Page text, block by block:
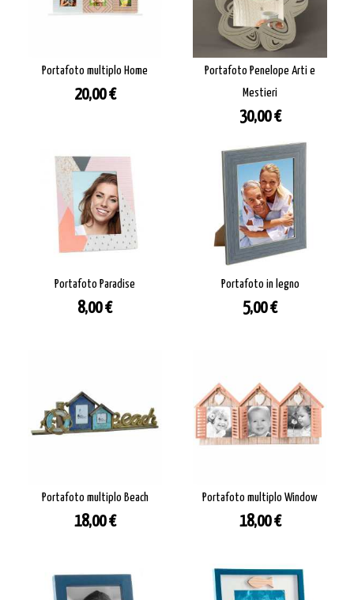
Portafoto multiplo Home
Prezzo
20,00 €
Portafoto Penelope Arti e
Mestieri
Prezzo
30,00 €
Portafoto Paradise
Prezzo
8,00 €
Portafoto in legno
Prezzo
5,00 €
Portafoto multiplo Beach
Prezzo
18,00 €
Portafoto multiplo Window
Prezzo
18,00 €